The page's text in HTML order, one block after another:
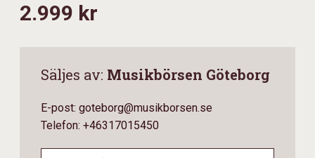
2.999 kr
Säljes av: Musikbörsen Göteborg
E-post: goteborg@musikborsen.se
Telefon: +46317015450